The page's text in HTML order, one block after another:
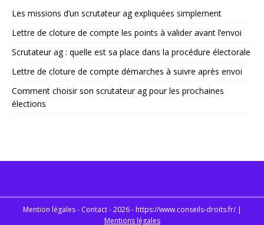
Les missions d’un scrutateur ag expliquées simplement
Lettre de cloture de compte les points à valider avant l’envoi
Scrutateur ag : quelle est sa place dans la procédure électorale
Lettre de cloture de compte démarches à suivre après envoi
Comment choisir son scrutateur ag pour les prochaines
élections
Mention légales - Contact - 2026 - https://www.conseils-droits.fr/ |
Mentions légales